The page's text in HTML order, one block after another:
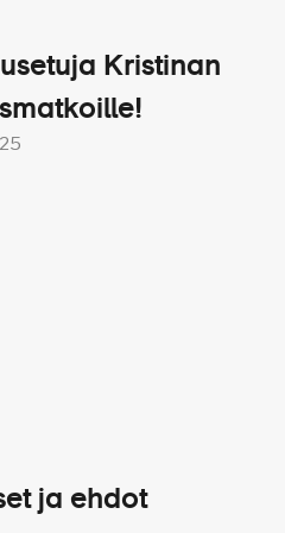
Kristinan
ja ehdot